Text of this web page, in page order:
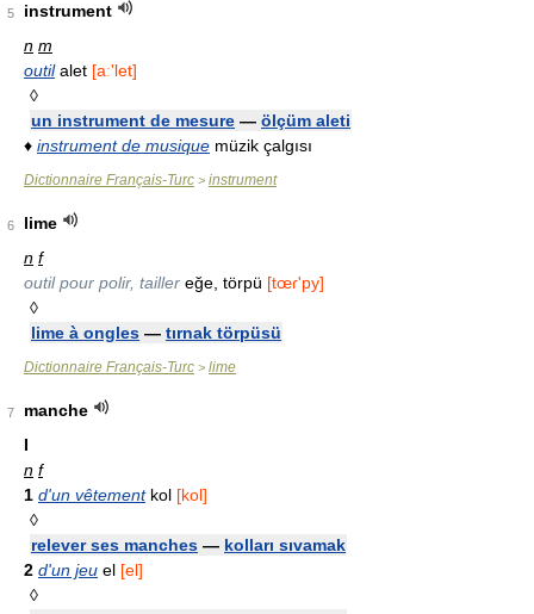
5
instrument
n m
outilalet [aː'let]
◊
un instrument de mesure — ölçüm aleti
♦ instrument de musique müzik çalgısı
Dictionnaire Français-Turc > instrument
6
lime
n f
outil pour polir, tailler eğe, törpü [tœɾ'py]
◊
lime à ongles — tırnak törpüsü
Dictionnaire Français-Turc > lime
7
manche
I
n f
1 d'un vêtementkol [kol]
◊
relever ses manches — kolları sıvamak
2 d'un jeu el [el]
◊